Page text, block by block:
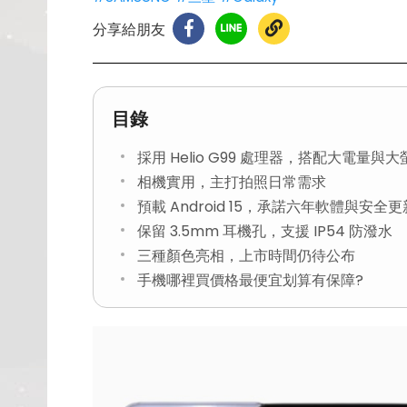
分享給朋友
目錄
採用 Helio G99 處理器，搭配大電量與大
相機實用，主打拍照日常需求
預載 Android 15，承諾六年軟體與安全更
保留 3.5mm 耳機孔，支援 IP54 防潑水
三種顏色亮相，上市時間仍待公布
手機哪裡買價格最便宜划算有保障?